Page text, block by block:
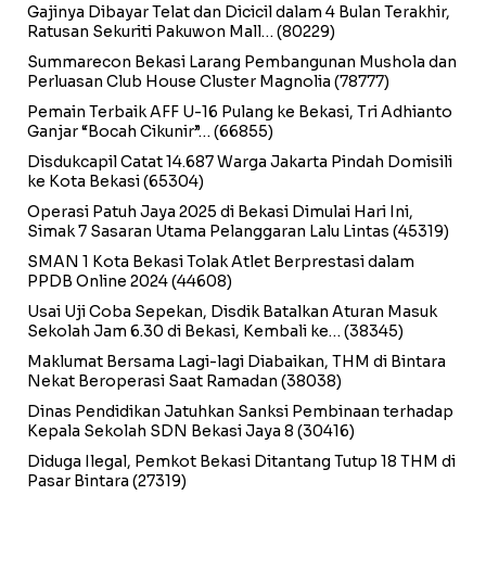
Gajinya Dibayar Telat dan Dicicil dalam 4 Bulan Terakhir,
Ratusan Sekuriti Pakuwon Mall… (80229)
Summarecon Bekasi Larang Pembangunan Mushola dan
Perluasan Club House Cluster Magnolia (78777)
Pemain Terbaik AFF U-16 Pulang ke Bekasi, Tri Adhianto
Ganjar “Bocah Cikunir”… (66855)
Disdukcapil Catat 14.687 Warga Jakarta Pindah Domisili
ke Kota Bekasi(65304)
Operasi Patuh Jaya 2025 di Bekasi Dimulai Hari Ini,
Simak 7 Sasaran Utama Pelanggaran Lalu Lintas (45319)
SMAN 1 Kota Bekasi Tolak Atlet Berprestasi dalam
PPDB Online 2024(44608)
Usai Uji Coba Sepekan, Disdik Batalkan Aturan Masuk
Sekolah Jam 6.30 di Bekasi, Kembali ke… (38345)
Maklumat Bersama Lagi-lagi Diabaikan, THM di Bintara
Nekat Beroperasi Saat Ramadan (38038)
Dinas Pendidikan Jatuhkan Sanksi Pembinaan terhadap
Kepala Sekolah SDN Bekasi Jaya 8 (30416)
Diduga Ilegal, Pemkot Bekasi Ditantang Tutup 18 THM di
Pasar Bintara (27319)